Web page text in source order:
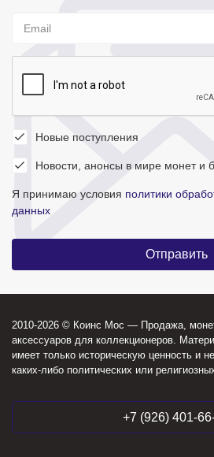
Новые поступления
Новости, анонсы в мире монет и
Я принимаю условия политики
данных
2010-2026 © Коинс Мос — Продажа,
аксессуаров для коллекционеров.
имеет только историческую ценность и
каких-либо политических или
+7 (926) 401-